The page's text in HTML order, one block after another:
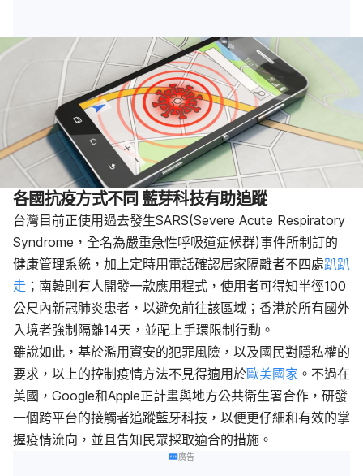
各國抗疫方式不同 藍芽科技有助追蹤
台灣目前正使用過去發生SARS(Severe Acute Respiratory
Syndrome，全名為嚴重急性呼吸道症候群)事件所制訂的
健康管理系統，加上定時用電話確認居家隔離者不四處趴趴
走 ；南韓則有人開發一款應用程式，使用者可得知半徑100
公尺內新冠肺炎患者，以避免前往該區域；香港於所有國外
入境者強制隔離14天，並配上手環限制行動。
雖說如此，基於濫用資安的犯罪風險，以及國民對隱私權的
要求，以上的控制疫情方法不見得適用於歐美國家 。不過在
美國，Google和Apple正計畫與地方公共衛生署合作，研發
一個跨平台的接觸者追蹤藍牙科技，以便更仔細和有效的掌
握疫情流向，並且告知民眾採取適合的措施。
廣告